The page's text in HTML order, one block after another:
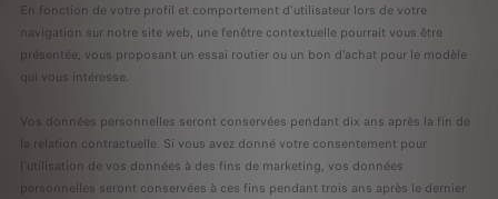
En fonction de votre profil et comportement d'utilisateur lors de votre
navigation sur notre site web, une fenêtre contextuelle pourrait vous être
présentée, vous proposant un essai routier ou un bon d'achat pour le modèle
qui vous intéresse.
Vos données personnelles seront conservées pendant dix ans après la fin de
la relation contractuelle. Si vous avez donné votre consentement pour
l’utilisation de vos données à des fins de marketing, vos données
personnelles seront conservées à ces fins pendant trois ans après le dernier